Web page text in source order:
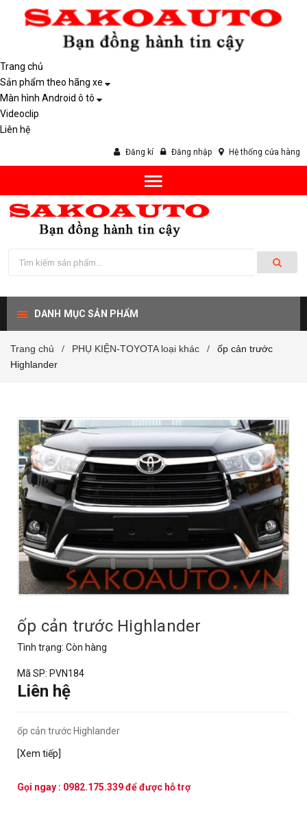
Trang chủ
Sản phẩm theo hãng xe
Màn hình Android ô tô
Videoclip
Liên hệ
Đăng kí Đăng nhập Hệ thống cửa hàng
DANH MỤC SẢN PHẨM
Trang chủ / PHỤ KIỆN-TOYOTA loại khác /
ốp cản trước
Highlander
ốp cản trước Highlander
Tình trạng: Còn hàng
Mã SP: PVN184
Liên hệ
ốp cản trước Highlander
[Xem tiếp]
Gọi ngay : 0982.175.339để được hỗ trợ